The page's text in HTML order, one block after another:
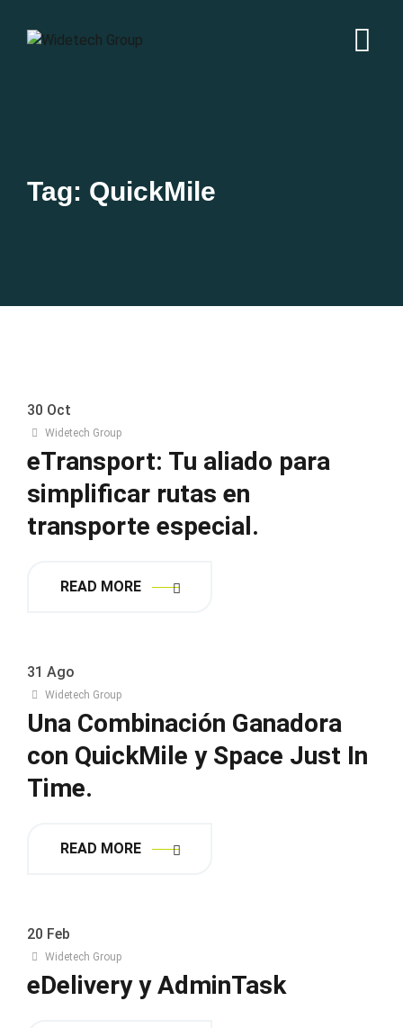
Tag: QuickMile
30 Oct
Widetech Group
eTransport: Tu aliado para
simplificar rutas en
transporte especial.
READ MORE
31 Ago
Widetech Group
Una Combinación Ganadora
con QuickMile y Space Just In
Time.
READ MORE
20 Feb
Widetech Group
eDelivery y AdminTask